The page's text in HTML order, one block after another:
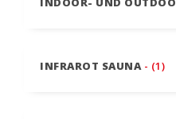
INFRAROT SAUNA - (1)